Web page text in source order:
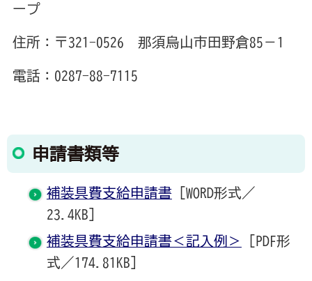
ープ
住所：〒321-0526 那須烏山市田野倉85－1
電話：0287-88-7115
申請書類等
補装具費支給申請書[WORD形式／
23.4KB]
補装具費支給申請書＜記入例＞
[PDF形
式／174.81KB]